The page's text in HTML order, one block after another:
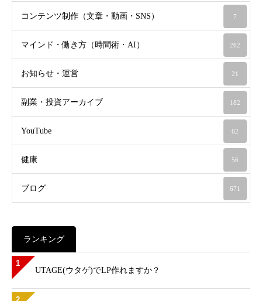
コンテンツ制作（文章・動画・SNS） 7
マインド・働き方（時間術・AI） 262
お知らせ・運営 21
副業・投資アーカイブ 182
YouTube 62
健康 56
ブログ 671
ランキング
1
UTAGE(ウタゲ)でLP作れますか？